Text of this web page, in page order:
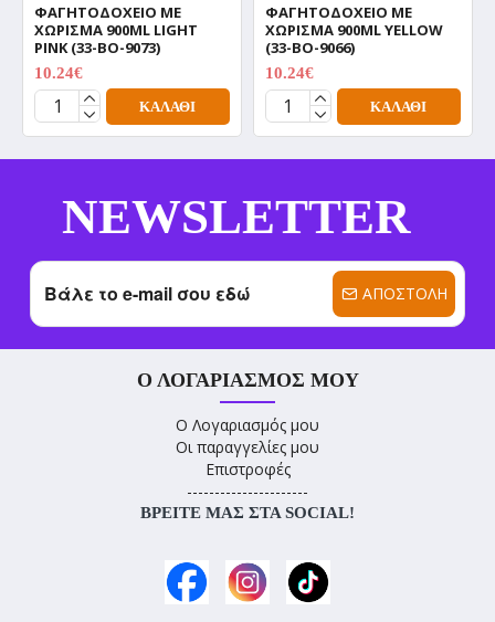
ΦΑΓΗΤΟΔΟΧΕΙΟ ΜΕ
ΧΩΡΙΣΜΑ 900ML LIGHT
PINK (33-BO-9073)
10.24€
ΚΑΛΆΘΙ
ΦΑΓΗΤΟΔΟΧΕΙΟ ΜΕ
ΧΩΡΙΣΜΑ 900ML YELLOW
(33-BO-9066)
10.24€
ΚΑΛΆΘΙ
NEWSLETTER
ΑΠΟΣΤΟΛΉ
Ο ΛΟΓΑΡΙΑΣΜΌΣ ΜΟΥ
Ο Λογαριασμός μου
Οι παραγγελίες μου
Επιστροφές
----------------------
ΒΡΕΊΤΕ ΜΑΣ ΣΤΑ SOCIAL!